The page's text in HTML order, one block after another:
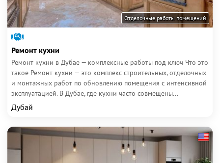
Отделочные работы помещений
Ремонт кухни
Ремонт кухни в Дубае — комплексные работы под ключ Что это
такое Ремонт кухни — это комплекс строительных, отделочных
и монтажных работ по обновлению помещения с интенсивной
эксплуатацией. В Дубае, где кухни часто совмещены...
Дубай